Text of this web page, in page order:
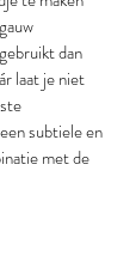
dan
laat je niet
subtiele en
met de